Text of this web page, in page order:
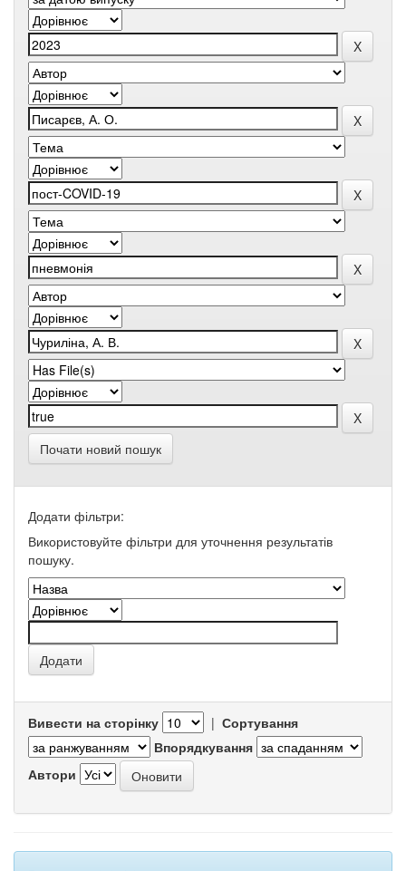
Почати новий пошук
Додати фільтри:
Використовуйте фільтри для уточнення результатів
пошуку.
Вивести на сторінку | Сортування
Впорядкування
Автори